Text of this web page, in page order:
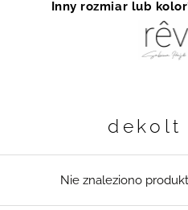
dekolt
Nie znaleziono
Inny rozmiar lub